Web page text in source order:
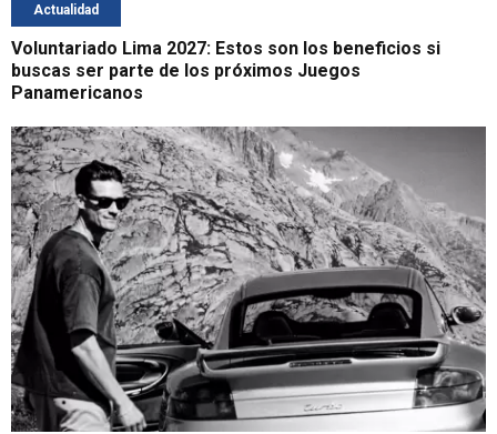
Actualidad
Voluntariado Lima 2027: Estos son los beneficios si
buscas ser parte de los próximos Juegos
Panamericanos